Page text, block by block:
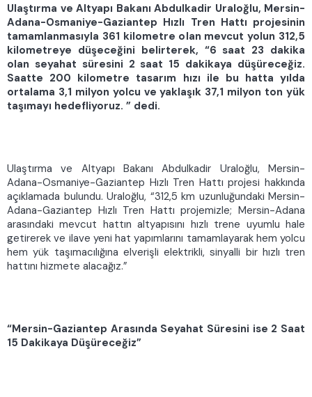
Ulaştırma ve Altyapı Bakanı Abdulkadir Uraloğlu, Mersin-
Adana-Osmaniye-Gaziantep Hızlı Tren Hattı projesinin
tamamlanmasıyla 361 kilometre olan mevcut yolun 312,5
kilometreye düşeceğini belirterek, “6 saat 23 dakika
olan seyahat süresini 2 saat 15 dakikaya düşüreceğiz.
Saatte 200 kilometre tasarım hızı ile bu hatta yılda
ortalama 3,1 milyon yolcu ve yaklaşık 37,1 milyon ton yük
taşımayı hedefliyoruz. ” dedi.
Ulaştırma ve Altyapı Bakanı Abdulkadir Uraloğlu, Mersin-
Adana-Osmaniye-Gaziantep Hızlı Tren Hattı projesi hakkında
açıklamada bulundu. Uraloğlu, “312,5 km uzunluğundaki Mersin-
Adana-Gaziantep Hızlı Tren Hattı projemizle; Mersin-Adana
arasındaki mevcut hattın altyapısını hızlı trene uyumlu hale
getirerek ve ilave yeni hat yapımlarını tamamlayarak hem yolcu
hem yük taşımacılığına elverişli elektrikli, sinyalli bir hızlı tren
hattını hizmete alacağız.”
“Mersin-Gaziantep Arasında Seyahat Süresini ise 2 Saat
15 Dakikaya Düşüreceğiz”